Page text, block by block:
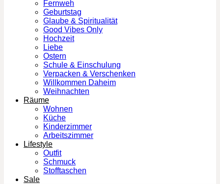
Fernweh
Geburtstag
Glaube & Spiritualität
Good Vibes Only
Hochzeit
Liebe
Ostern
Schule & Einschulung
Verpacken & Verschenken
Willkommen Daheim
Weihnachten
Räume
Wohnen
Küche
Kinderzimmer
Arbeitszimmer
Lifestyle
Outfit
Schmuck
Stofftaschen
Sale